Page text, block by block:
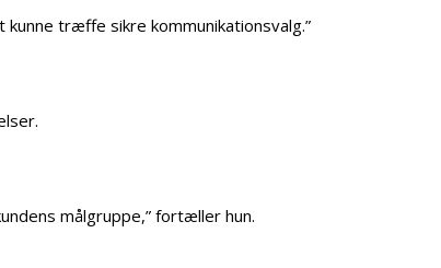
træffe sikre kommunikationsvalg.”
målgruppe,” fortæller hun.